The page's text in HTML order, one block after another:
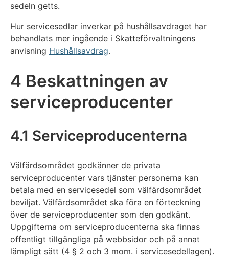
sedeln getts.
Hur servicesedlar inverkar på hushållsavdraget har
behandlats mer ingående i Skatteförvaltningens
anvisning Hushållsavdrag.
4 Beskattningen av
serviceproducenter
4.1 Serviceproducenterna
Välfärdsområdet godkänner de privata
serviceproducenter vars tjänster personerna kan
betala med en servicesedel som välfärdsområdet
beviljat. Välfärdsområdet ska föra en förteckning
över de serviceproducenter som den godkänt.
Uppgifterna om serviceproducenterna ska finnas
offentligt tillgängliga på webbsidor och på annat
lämpligt sätt (4 § 2 och 3 mom. i servicesedellagen).